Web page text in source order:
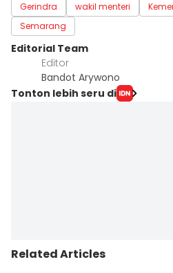
Gerindra wakil menteri
Semarang
Editorial Team
Editor
Bandot Arywono
Tonton lebih seru di
Related Articles